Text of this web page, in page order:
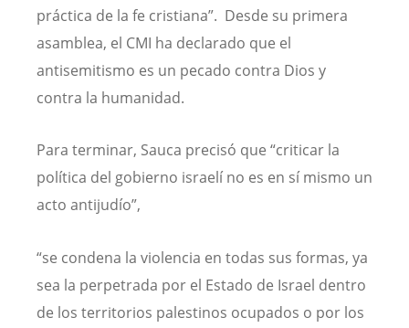
práctica de la fe cristiana”. Desde su primera
asamblea, el CMI ha declarado que el
antisemitismo es un pecado contra Dios y
contra la humanidad.
Para terminar, Sauca precisó que “criticar la
política del gobierno israelí no es en sí mismo un
acto antijudío”,
“se condena la violencia en todas sus formas, ya
sea la perpetrada por el Estado de Israel dentro
de los territorios palestinos ocupados o por los